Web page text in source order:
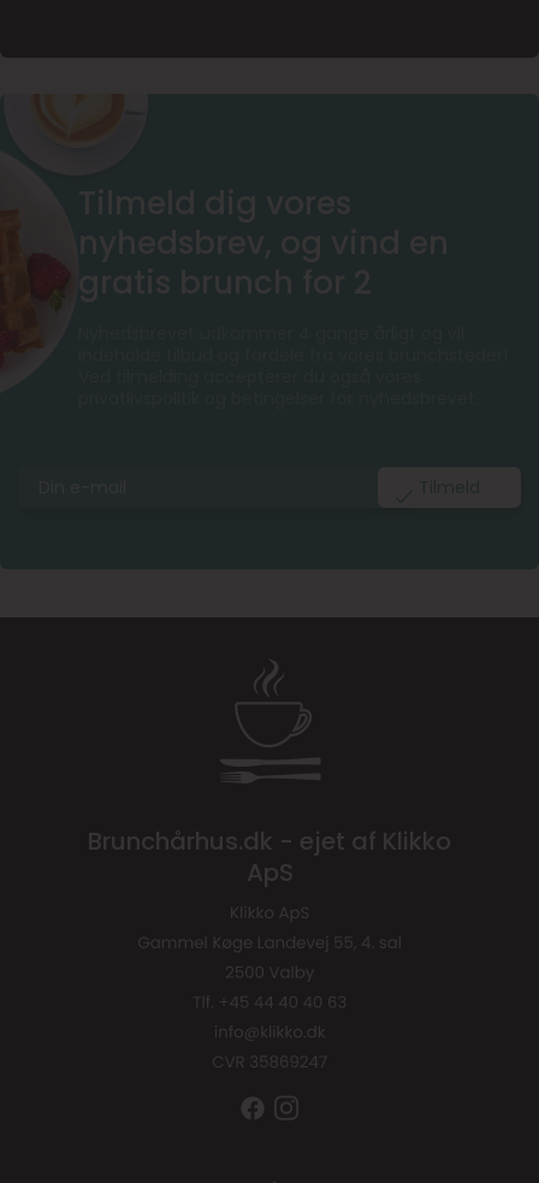
Brunchårhus.dk - ejet af Klikko
ApS